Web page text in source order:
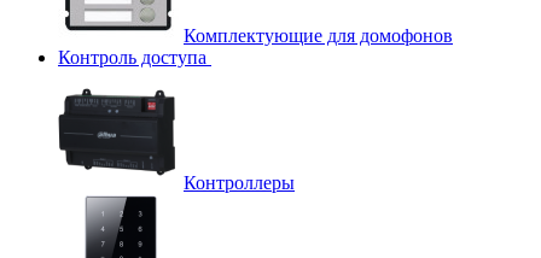
Комплектующие для домофонов
Контроль доступа
Контроллеры